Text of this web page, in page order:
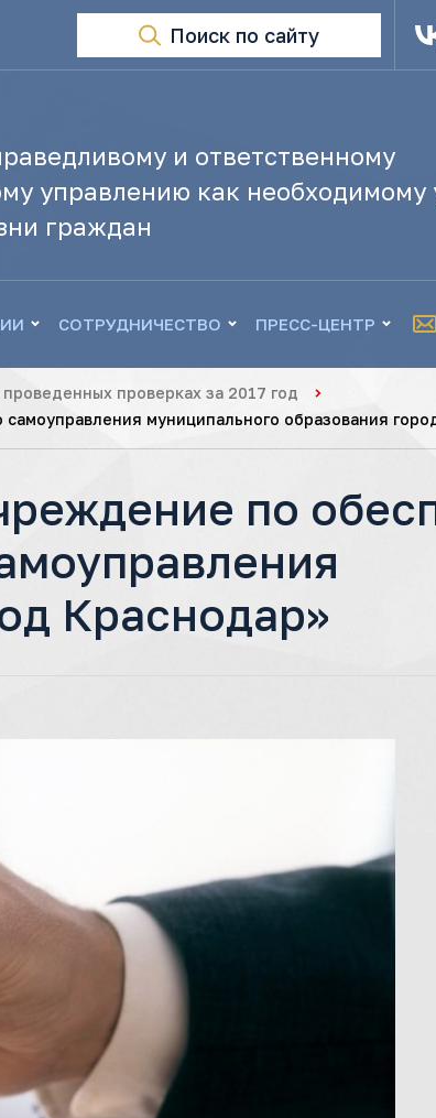
Поиск по сайту
и ответственному
управлению как необходимому
граждан
СОТРУДНИЧЕСТВО ПРЕСС-ЦЕНТР
проверках за 2017 год
муниципального образования
по
Краснодар»